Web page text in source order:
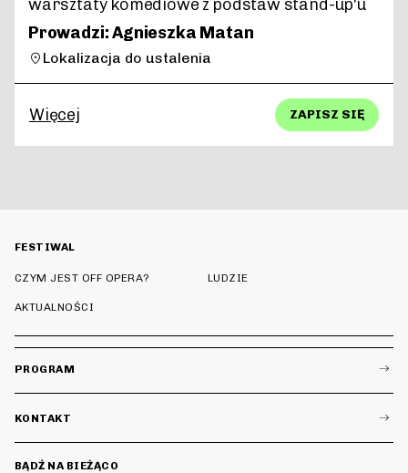
warsztaty komediowe z podstaw stand-up'u
Prowadzi: Agnieszka Matan
Lokalizacja do ustalenia
Więcej ZAPISZ SIĘ
FESTIWAL
CZYM JEST OFF OPERA? LUDZIE
AKTUALNOŚCI
PROGRAM
KONTAKT
BĄDŹ NA BIEŻĄCO